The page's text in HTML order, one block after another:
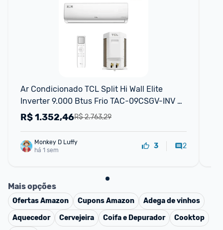
Ar Condicionado TCL Split Hi Wall Elite
Inverter 9.000 Btus Frio TAC-09CSGV-INV
Frio 220V
R$ 2.763,29
R$1.352,46
Monkey D Luffy
há 1 sem
3 2
Mais opções
OfertasAmazon CuponsAmazon
Adega de vinhos
Aquecedor
Cervejeira Coifa e Depurador
Cooktop